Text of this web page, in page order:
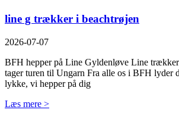
line g trækker i beachtrøjen
2026-07-07
BFH hepper på Line Gyldenløve Line
tager turen til Ungarn Fra alle os i BFH lyder
lykke, vi hepper på dig
Læs mere >